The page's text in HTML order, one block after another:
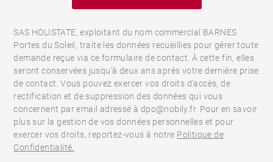
SAS HOLISTATE, exploitant du nom commercial BARNES
Portes du Soleil, traite les données recueillies pour gérer toute
demande reçue via ce formulaire de contact. À cette fin, elles
seront conservées jusqu’à deux ans après votre dernière prise
de contact. Vous pouvez exercer vos droits d'accès, de
rectification et de suppression des données qui vous
concernent par email adressé à dpo@nobily.fr. Pour en savoir
plus sur la gestion de vos données personnelles et pour
exercer vos droits, reportez-vous à notre Politique de
Confidentialité.